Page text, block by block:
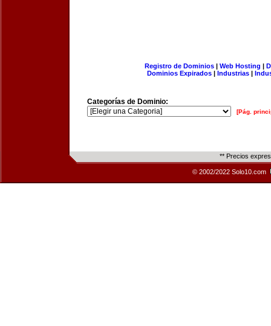
Registro de Dominios| Web Hosting |
Dominios Expirados | Industrias |
Categorías de Dominio:
[Pág.
** Precios
© 2002/2022 Solo10.com